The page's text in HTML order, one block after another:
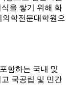
을 쌓기 위해 화
의학전문대학원으
함하는 국내 및
국공립 및 민간